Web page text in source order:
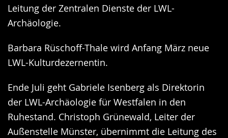
Leitung der Zentralen Dienste der LWL-
Archäologie.
Barbara Rüschoff-Thale wird Anfang März neue
LWL-Kulturdezernentin.
Ende Juli geht Gabriele Isenberg als Direktorin
der LWL-Archäologie für Westfalen in den
Ruhestand. Christoph Grünewald, Leiter der
Außenstelle Münster, übernimmt die Leitung des